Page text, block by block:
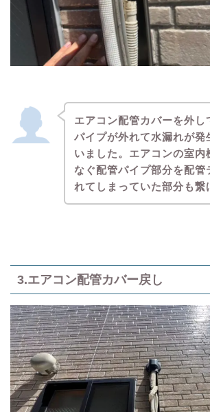
エアコン配管カバーを外し
パイプが外れて水漏れが発
いました。エアコンの室内
なぐ配管パイプ部分を配管
れてしまっていた部分も繋
3.エアコン配管カバー戻し